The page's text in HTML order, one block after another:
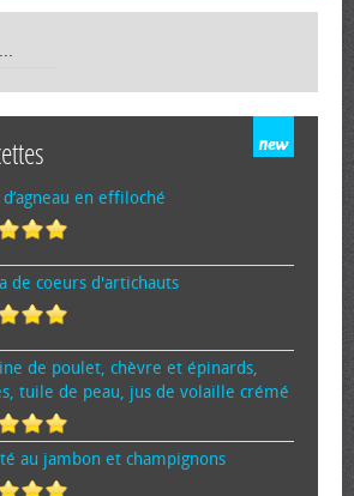
d’agneau en effiloché
de cœurs d'artichauts
de poulet, chèvre et épinards,
tuile de peau, jus de volaille crémé
au jambon et champignons